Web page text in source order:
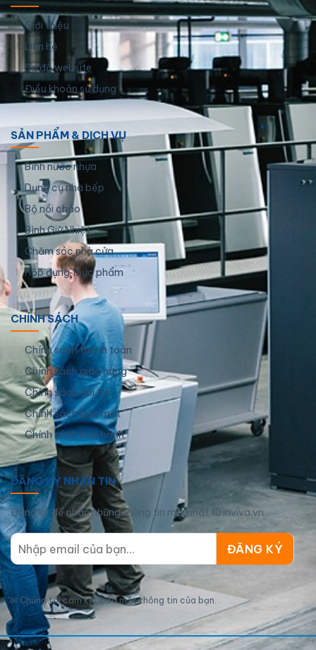
Giới thiệu
Liên hệ
Sơ đồ website
Điều khoản sử dụng
SẢN PHẨM & DỊCH VỤ
Bình nước nhựa
Dụng cụ nhà bếp
Bộ nồi chảo
Bình Giữ Nhiệt
Chăm sóc nhà cửa
Hộp đựng thực phẩm
CHÍNH SÁCH
Chính sách thanh toán
Chính sách giao hàng
Chính sách đổi trả
Chính sách bảo mật
Chính sách bảo hành
ĐĂNG KÝ NHẬN TIN
Đăng ký để nhận những thông tin mới nhất từ inviva.vn
✉ Chúng tôi cam kết bảo mật thông tin của bạn.